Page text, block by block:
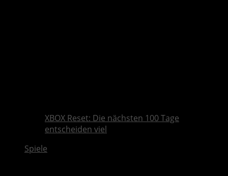
XBOX Reset: Die nächsten 100 Tage
entscheiden viel
Spiele